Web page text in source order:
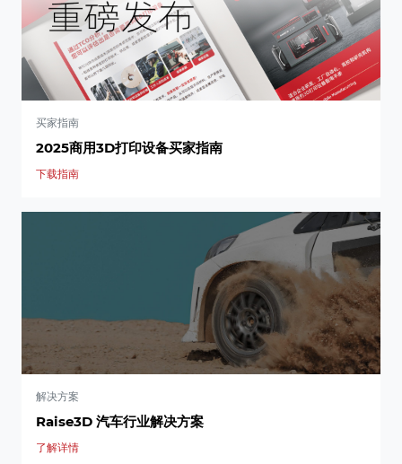
买家指南
2025商用3D打印设备买家指南
下载指南
解决方案
Raise3D 汽车行业解决方案
了解详情